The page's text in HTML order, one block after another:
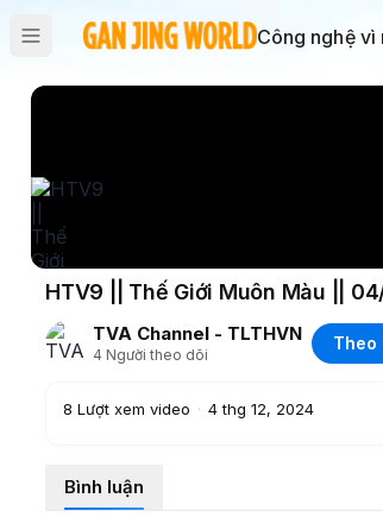
Công nghệ vì
HTV9 || Thế Giới Muôn Màu ||
TVA Channel - TLTHVN
4 Người theo dõi
Theo
8 Lượt xem video · 4 thg 12, 2024
Bình luận